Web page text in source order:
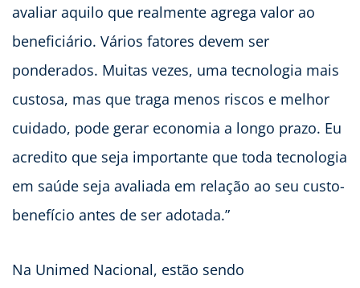
avaliar aquilo que realmente agrega valor ao
beneficiário. Vários fatores devem ser
ponderados. Muitas vezes, uma tecnologia mais
custosa, mas que traga menos riscos e melhor
cuidado, pode gerar economia a longo prazo. Eu
acredito que seja importante que toda tecnologia
em saúde seja avaliada em relação ao seu custo-
benefício antes de ser adotada.”
Na Unimed Nacional, estão sendo